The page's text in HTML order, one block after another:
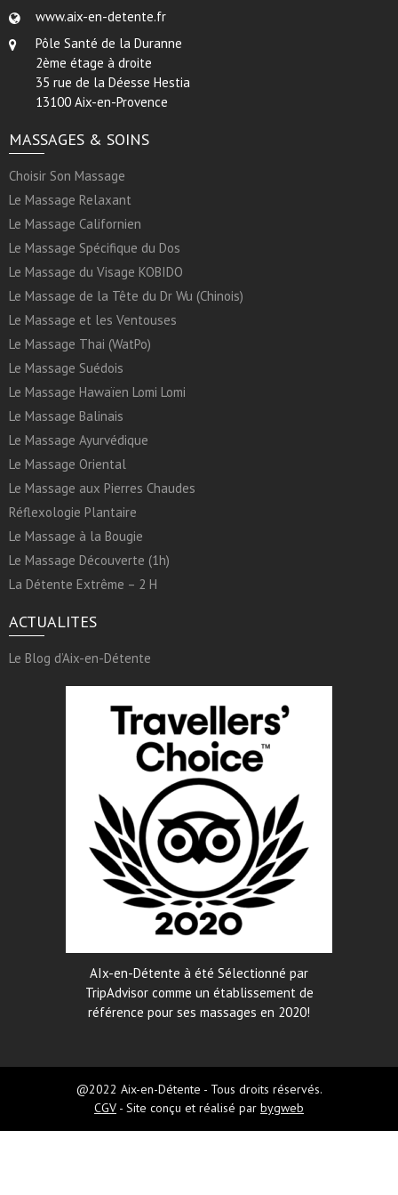
www.aix-en-detente.fr
Pôle Santé de la Duranne
2ème étage à droite
35 rue de la Déesse Hestia
13100 Aix-en-Provence
MASSAGES & SOINS
Choisir Son Massage
Le Massage Relaxant
Le Massage Californien
Le Massage Spécifique du Dos
Le Massage du Visage KOBIDO
Le Massage de la Tête du Dr Wu (Chinois)
Le Massage et les Ventouses
Le Massage Thai (WatPo)
Le Massage Suédois
Le Massage Hawaïen Lomi Lomi
Le Massage Balinais
Le Massage Ayurvédique
Le Massage Oriental
Le Massage aux Pierres Chaudes
Réflexologie Plantaire
Le Massage à la Bougie
Le Massage Découverte (1h)
La Détente Extrême – 2 H
ACTUALITES
Le Blog d’Aix-en-Détente
AIx-en-Détente à été Sélectionné par
TripAdvisor comme un établissement de
référence pour ses massages en 2020!
@2022 Aix-en-Détente - Tous droits réservés.
CGV - Site conçu et réalisé par bygweb